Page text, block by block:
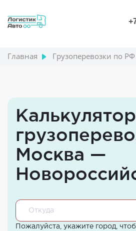
Главная Грузоперевозки по РФ
Калькулятор
Москва —
Пожалуйста, укажите город,